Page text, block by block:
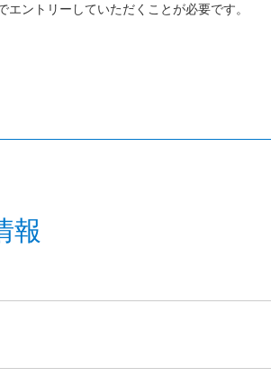
ントリーしていただくことが必要です。
報